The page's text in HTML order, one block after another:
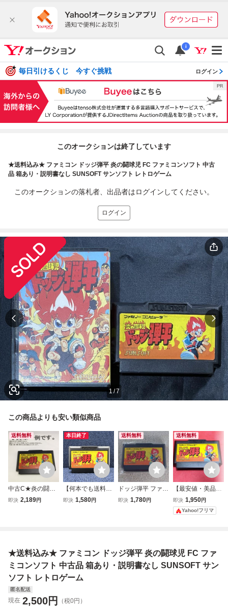
i
毎日引けるくじ 今すぐ挑戦 ログイン
このオークションは終了しています
★送料込み★ ファミコン ドッジ弾平 炎の闘球児 FC ファミコンソフト 中古
品 箱あり・説明書なし SUNSOFT サンソフト レトロゲーム
このオークションの落札者、出品者はログインしてください。
ログイン
1/7
この商品よりも安い類似商品
送料無料
中古C★炎の闘球
児 ドッジ弾平★フ
即決 2,189円
本日終了
【何本でも送料23
0円！出品多数】
即決 1,580円
送料無料
ドッジ弾平 ファミ
コン 動作確認、清
即決 1,780円
送料無料
【最安値・美品・
清掃＆動作確認
済】FC ファミコ
ン『炎の闘球児 ド
量
即決 1,950円
Yahoo!フリマ
★送料込み★ ファミコン ドッジ弾平 炎の闘球児 FC ファ
ミコンソフト 中古品 箱あり・説明書なし SUNSOFT サン
ソフト レトロゲーム
匿名配送
現在 2,500円 （税0円）